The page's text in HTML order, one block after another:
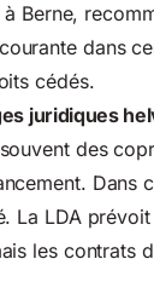
Berne,
dans
cédés.
juridiques
des
Dans
La LDA
les contrats